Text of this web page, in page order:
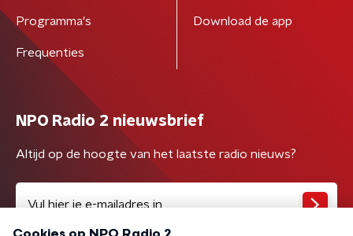
Programma's
Frequenties
Download de app
NPO Radio 2 nieuwsbrief
Altijd op de hoogte van het laatste radio nieuws?